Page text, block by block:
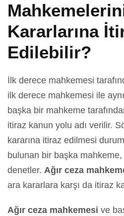
Kararlarına
Edilebilir?
İlk derece mahkemesi
ilk derece mahkemesi ile
başka bir mahkeme
itiraz kanun yolu adı verilir.
kararına itiraz edilmesi
bulunan bir başka
denetler. Ağır ceza
ara kararlara karşı da itiraz
Ağır ceza mahkemesi ve